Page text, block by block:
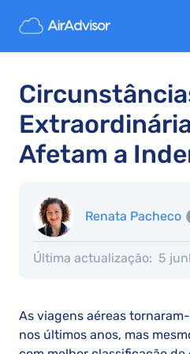
Afetam a
Renata Pacheco
Última actualização: 5
As viagens aéreas
nos últimos anos, mas